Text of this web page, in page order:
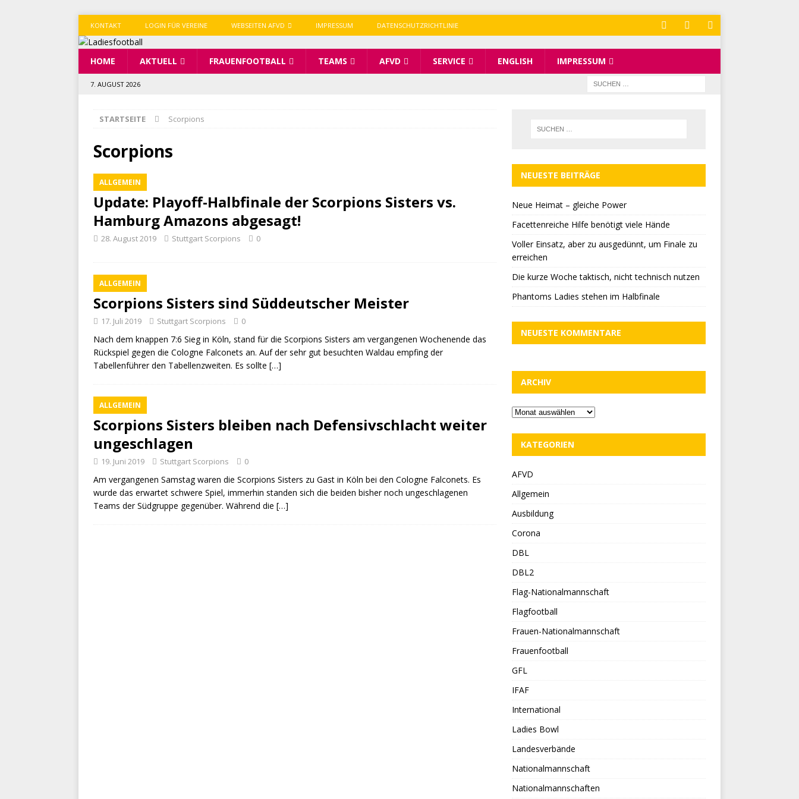
KONTAKT LOGIN FÜR VEREINE WEBSEITEN AFVD IMPRESSUM DATENSCHUTZRICHTLINIE
HOME AKTUELL FRAUENFOOTBALL TEAMS AFVD SERVICE ENGLISH IMPRESSUM
7. AUGUST 2026
STARTSEITE Scorpions
Scorpions
ALLGEMEIN
Update: Playoff-Halbfinale der Scorpions Sisters vs.
Hamburg Amazons abgesagt!
28. August 2019 Stuttgart Scorpions 0
ALLGEMEIN
Scorpions Sisters sind Süddeutscher Meister
17. Juli 2019 Stuttgart Scorpions 0
Nach dem knappen 7:6 Sieg in Köln, stand für die Scorpions Sisters am vergangenen Wochenende das
Rückspiel gegen die Cologne Falconets an. Auf der sehr gut besuchten Waldau empfing der
Tabellenführer den Tabellenzweiten. Es sollte […]
ALLGEMEIN
Scorpions Sisters bleiben nach Defensivschlacht weiter
ungeschlagen
19. Juni 2019 Stuttgart Scorpions 0
Am vergangenen Samstag waren die Scorpions Sisters zu Gast in Köln bei den Cologne Falconets. Es
wurde das erwartet schwere Spiel, immerhin standen sich die beiden bisher noch ungeschlagenen
Teams der Südgruppe gegenüber. Während die […]
NEUESTE BEITRÄGE
Neue Heimat – gleiche Power
Facettenreiche Hilfe benötigt viele Hände
Voller Einsatz, aber zu ausgedünnt, um Finale zu
erreichen
Die kurze Woche taktisch, nicht technisch nutzen
Phantoms Ladies stehen im Halbfinale
NEUESTE KOMMENTARE
ARCHIV
KATEGORIEN
AFVD
Allgemein
Ausbildung
Corona
DBL
DBL2
Flag-Nationalmannschaft
Flagfootball
Frauen-Nationalmannschaft
Frauenfootball
GFL
IFAF
International
Ladies Bowl
Landesverbände
Nationalmannschaft
Nationalmannschaften